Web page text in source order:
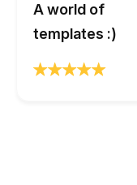
A world of
templates :)